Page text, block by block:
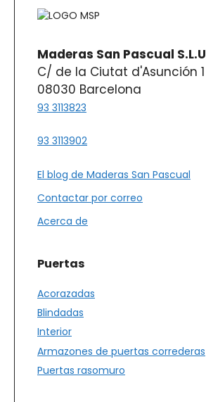
Maderas San Pascual S.L.U
C/ de la Ciutat d'Asunción 1
08030 Barcelona
93 3113823
93 3113902
El blog de Maderas San Pascual
Contactar por correo
Acerca de
Puertas
Acorazadas
Blindadas
Interior
Armazones de puertas correderas
Puertas rasomuro